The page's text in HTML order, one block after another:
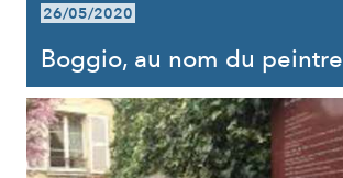
26/05/2020
Boggio, au nom du peintre